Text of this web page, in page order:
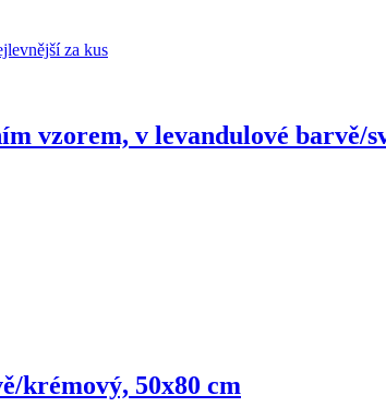
za kus
vzorem, v levandulové barvě/
krémový, 50x80 cm